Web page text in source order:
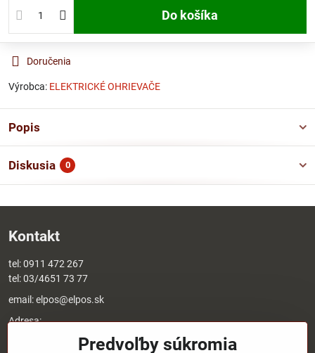
Do košíka
Doručenia
Výrobca: ELEKTRICKÉ OHRIEVAČE
Popis
Diskusia 0
Kontakt
tel:0911 472 267
tel:03/4651 73 77
email:elpos@elpos.sk
Adresa:
Štefánikova 1470/50cPredvoľby súkromia